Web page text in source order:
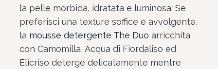
la pelle morbida, idratata e luminosa. Se
preferisci una texture soffice e avvolgente,
la mousse detergente The Duo arricchita
con Camomilla, Acqua di Fiordaliso ed
Elicriso deterge delicatamente mentre